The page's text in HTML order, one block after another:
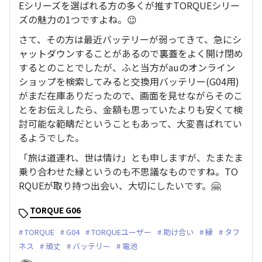
Eシリーズを選ばれる方の多くが推すTORQUEシリー
ズの魅力の1つですよね。😉
さて、その方は最近バッテリーが弱ってきて、急にシ
ャットダウンすることがあるので裏蓋をよく開け閉め
するとのことでしたが、ふと当方がauのオンライン
ショップを検索してみると交換用バッテリー(G04用)
がまだ在庫ありだったので、画面を見せながらそのこ
とをお伝えしたら、金額も思っていたよりも安くて検
討可能な範疇だということもあって、大変喜ばれてい
るようでした。
「旅は道連れ、世は情け」とも申しますが、たまたま
乗り合わせた縁というのも不思議なものですね。TO
RQUEが取り持つ出会い、大切にしたいです。🤗
TORQUE G06
TORQUE G04 TORQUEユーザー 助け合い 縁
タフ
ネス
頑丈 バッテリー 電池